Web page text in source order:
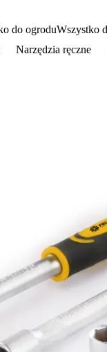
do ogroduWszystko
Narzędzia ręczne